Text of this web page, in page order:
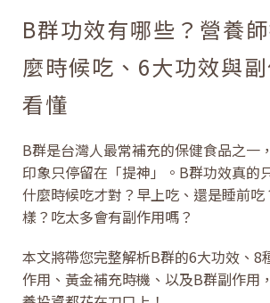
B群功效有哪些？營養
麼時候吃、6大功效與
看懂
B群是台灣人最常補充的保健食品之一
印象只停留在「提神」。B群功效真的
什麼時候吃才對？早上吃、還是睡前吃
樣？吃太多會有副作用嗎？
本文將帶您完整解析B群的6大功效、8
作用、黃金補充時機、以及B群副作用